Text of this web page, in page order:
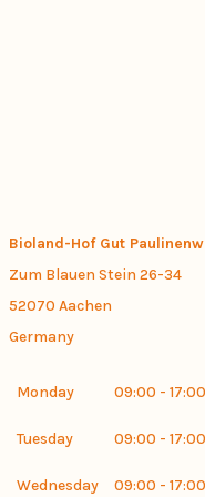
Bioland-Hof Gut
Zum Blauen Stein 26-34
52070 Aachen
Germany
Monday 09:00 - 17:00
Tuesday 09:00 - 17:00
Wednesday 09:00 - 17:00